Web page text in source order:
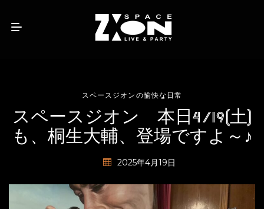
スペースジオンの愉快な日常
スペースジオン 本日4/19(土)
も、桐生大輔、登場ですよ～♪
2025年4月19日